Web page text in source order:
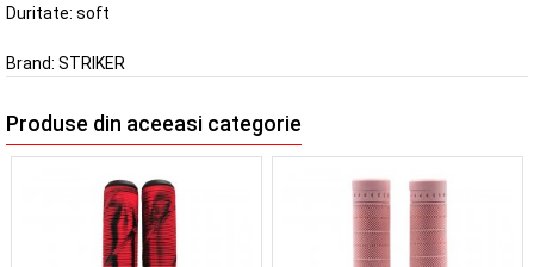
Duritate: soft
Brand: STRIKER
Produse din aceeasi categorie